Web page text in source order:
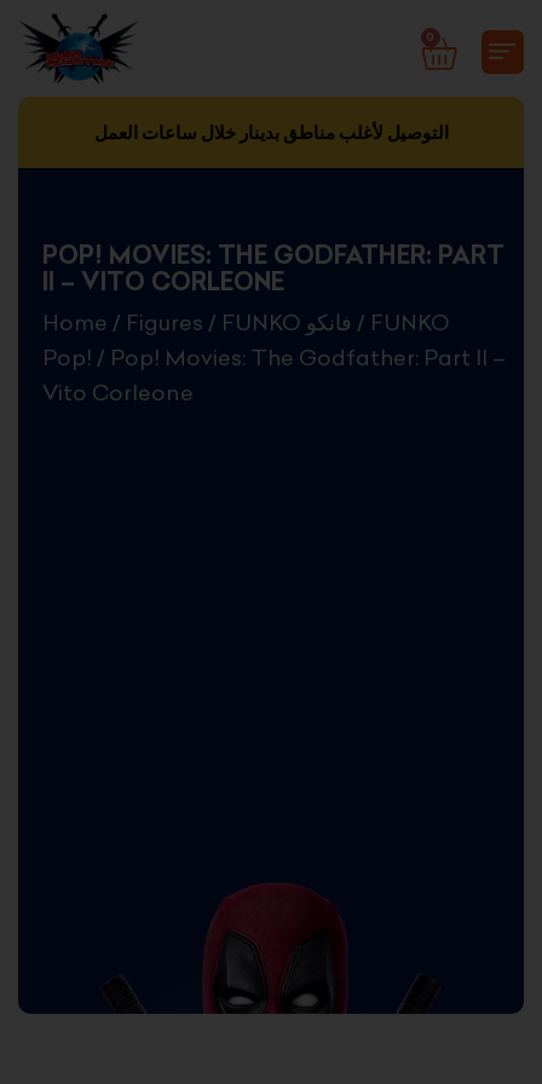
content
0
CART
التوصيل لأغلب مناطق بدينار خلال ساعات العمل
POP! MOVIES: THE GODFATHER: PART
II – VITO CORLEONE
Home / Figures / FUNKO فانكو / FUNKO
Pop! / Pop! Movies: The Godfather: Part II –
Vito Corleone